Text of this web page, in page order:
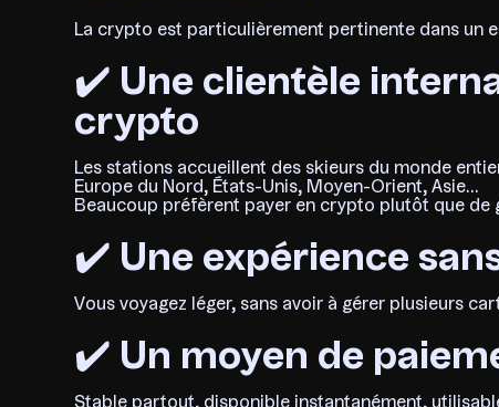
La crypto est particulièrement pertinente dans un
✔️ Une clientèle
crypto
Les stations accueillent des skieurs du monde
Europe du Nord, États-Unis, Moyen-Orient, Asie…
Beaucoup préfèrent payer en crypto plutôt que de
✔️ Une expérience
Vous voyagez léger, sans avoir à gérer plusieurs
✔️ Un moyen de
Stable partout, disponible instantanément,